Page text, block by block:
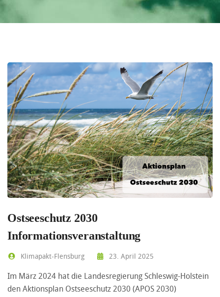
Ostseeschutz 2030
Informationsveranstaltung
Klimapakt-Flensburg 23. April 2025
Im März 2024 hat die Landesregierung Schleswig-Holstein
den Aktionsplan Ostseeschutz 2030 (APOS 2030)